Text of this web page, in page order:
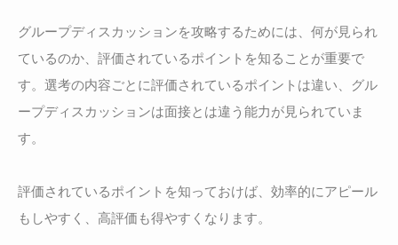
グループディスカッションを攻略するためには、何が見られ
ているのか、評価されているポイントを知ることが重要で
す。選考の内容ごとに評価されているポイントは違い、グル
ープディスカッションは面接とは違う能力が見られていま
す。
評価されているポイントを知っておけば、効率的にアピール
もしやすく、高評価も得やすくなります。